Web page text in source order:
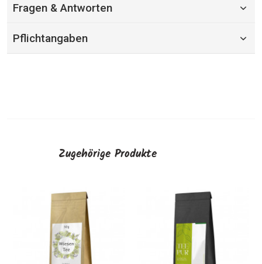
Fragen & Antworten
Pflichtangaben
Zugehörige Produkte